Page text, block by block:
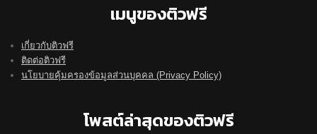
เมนูของติวฟรี
เกี่ยวกับติวฟรี
ติดต่อติวฟรี
นโยบายคุ้มครองข้อมูลส่วนบุคคล (Privacy Policy)
โพสต์ล่าสุดของติวฟรี